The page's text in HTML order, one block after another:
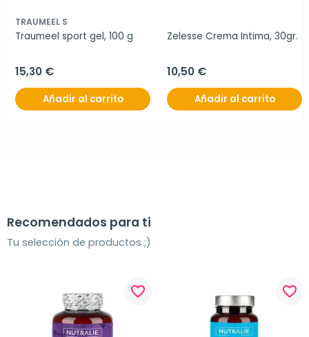
TRAUMEEL S
Traumeel sport gel, 100 g
15,30 €
Añadir al carrito
Zelesse Crema Intima, 30gr.
10,50 €
Añadir al carrito
Recomendados para ti
Tu selección de productos ;)
favorite_border favorite_border